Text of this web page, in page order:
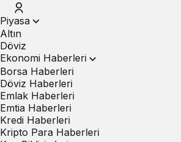
Piyasa
Altın
Döviz
Ekonomi Haberleri
Borsa Haberleri
Döviz Haberleri
Emlak Haberleri
Emtia Haberleri
Kredi Haberleri
Kripto Para Haberleri